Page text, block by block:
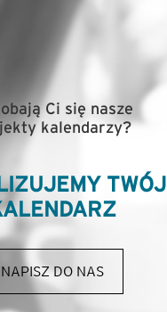
Ci się nasze
kalendarzy?
TWÓJ
NAPISZ DO NAS